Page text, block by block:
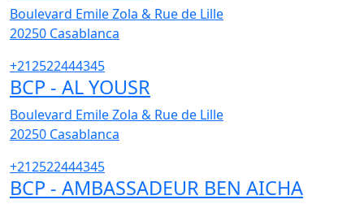
Boulevard Emile Zola & Rue de Lille
20250 Casablanca
+212522444345
BCP - AL YOUSR
Boulevard Emile Zola & Rue de Lille
20250 Casablanca
+212522444345
BCP - AMBASSADEUR BEN AICHA